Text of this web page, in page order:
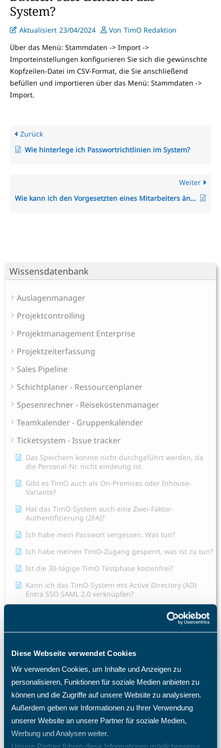
Diese Webseite verwendet Cookies
Wir verwenden Cookies, um Inhalte und Anzeigen zu
personalisieren, Funktionen für soziale Medien anbieten zu
können und die Zugriffe auf unsere Website zu analysieren.
Außerdem geben wir Informationen zu Ihrer Verwendung
unserer Website an unsere Partner für soziale Medien,
Werbung und Analysen weiter.
Unsere Partner führen diese Informationen möglicherweise
Wissensdatenbank
Auslagenmanager
Projektcontrolling
Projektmanagement Enterprise
Projektzeiterfassung
Sales Pipeline
Schichtplaner - Ressourcenplaner
Spesenrechner - Reisekostenmanager
Teamkalender - Gruppenkalender
Ticketsystem - Issue tracker
Das Speichern konnte nicht durchgeführt werden, da
die Personal-Nr. nicht eindeutig ist.
Gibt es TimO auch als On-Premises oder Inhouse-
Variante?
Hat das TimO-System auch eine Zwei-Faktor-
Authentifizierung (2FA)?
Ich habe mein Passwort vergessen. Was tun?
Ich habe meinen TimO-Zugang gesperrt, was ist zu tun?
Ist die 30-tägige TimO Testphase kostenfrei?
Kann ich das TimO-System mit Active Directory (AD)
Entra SSO SAML 2.0 verknüpfen?
Mitarbeiter E-Mail Benachrichtigung Konfiguration
Ticketbearbeiter kann nicht ausgewählt werden.
meine Lizenzkosten und wie erhöhe ich die Anzahl der
Warum fehlen mir bestimmte Menüpunkte und
Einträge im Menü?
Was passiert nach einer Löschung eines Mitarbeiters?
Welche Import- und Exportmöglichkeiten gibt es in
TimO?
System?
Aktualisiert 23/04/2024 Von TimO Redaktion
Über das Menü: Stammdaten -> Import ->
Importeinstellungen konfigurieren Sie sich die gewünschte
Kopfzeilen-Datei im CSV-Format, die Sie anschließend
befüllen und importieren über das Menü: Stammdaten ->
Import.
Zurück
Wie hinterlege ich Passwortrichtlinien im System?
Weiter
Wie kann ich den Vorgesetzten eines Mitarbeiters ändern?